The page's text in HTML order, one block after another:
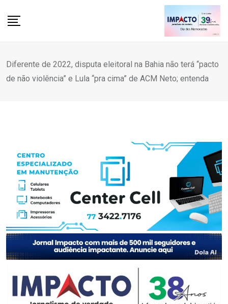
Diferente de 2022, disputa eleitoral na Bahia não terá “pacto
de não violência” e Lula “pra cima” de ACM Neto; entenda